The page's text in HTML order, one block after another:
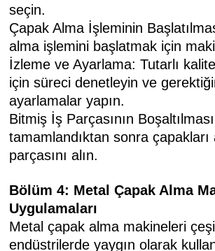
seçin.
Çapak Alma İşleminin
alma işlemini başlatmak için
İzleme ve Ayarlama: Tutarlı
için süreci denetleyin ve
ayarlamalar yapın.
Bitmiş İş Parçasının
tamamlandıktan sonra çapakları
parçasını alın.
Bölüm 4: Metal Çapak Alma
Uygulamaları
Metal çapak alma makineleri
endüstrilerde yaygın olarak